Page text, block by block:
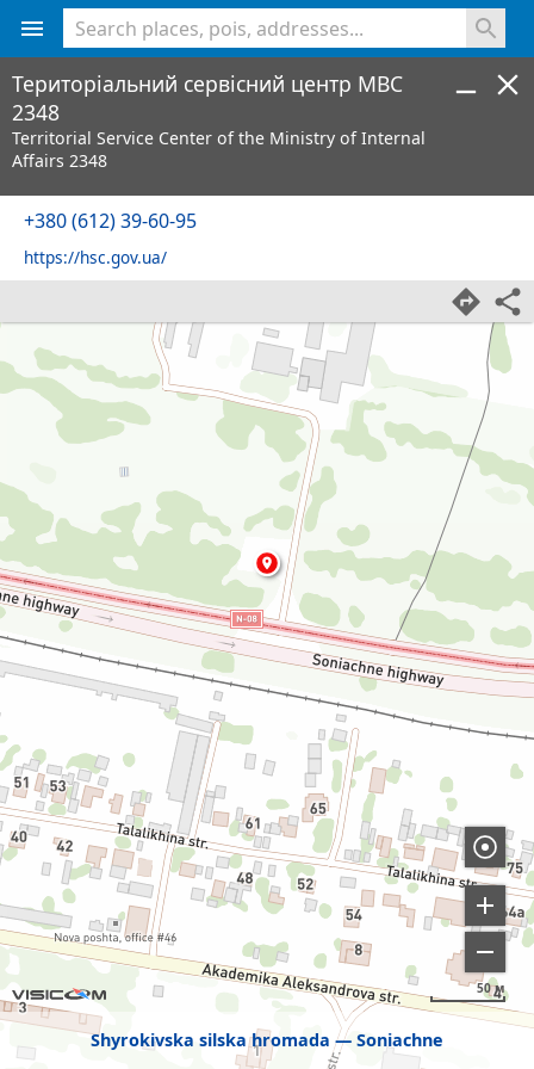
Shyrokivska silska hromada Soniachne
50 м
Територіальний сервісний центр МВС
2348
Territorial Service Center of the Ministry of Internal
Affairs 2348
+380 (612) 39-60-95
https://hsc.gov.ua/
<% console.log(hcard) %>